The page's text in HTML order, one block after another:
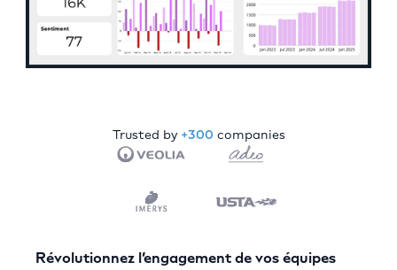
Trusted by +300 companies
Révolutionnez l’engagement de vos équipes